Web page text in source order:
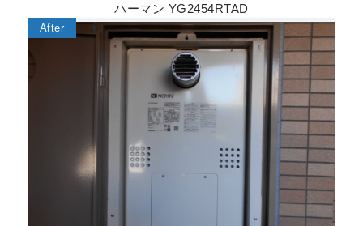
ハーマン YG2454RTAD